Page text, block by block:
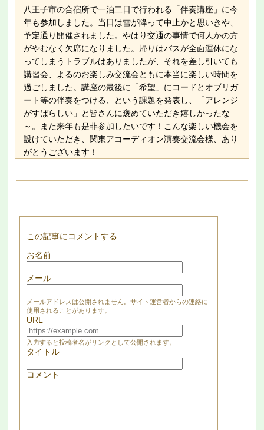
八王子市の合宿所で一泊二日で行われる「伴奏講座」に今
年も参加しました。当日は雪が降って中止かと思いきや、
予定通り開催されました。やはり交通の事情で何人かの方
がやむなく欠席になりました。帰りはバスが全面運休にな
ってしまうトラブルはありましたが、それを差し引いても
講習会、よるのお楽しみ交流会ともに本当に楽しい時間を
過ごしました。講座の最後に「希望」にコードとオブリガ
ート等の伴奏をつける、という課題を発表し、「アレンジ
がすばらしい」と皆さんに褒めていただき嬉しかったな
～。また来年も是非参加したいです！こんな楽しい機会を
設けていただき、関東アコーディオン演奏交流会様、あり
がとうございます！
この記事にコメントする
お名前
メール
メールアドレスは公開されません。サイト運営者からの連絡に
使用されることがあります。
URL
入力すると投稿者名がリンクとして公開されます。
タイトル
コメント